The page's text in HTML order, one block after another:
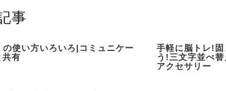
事
使い方いろいろ|コミュニケー
共有
手軽に脳トレ!
う!三文字並べ
アクセサリー